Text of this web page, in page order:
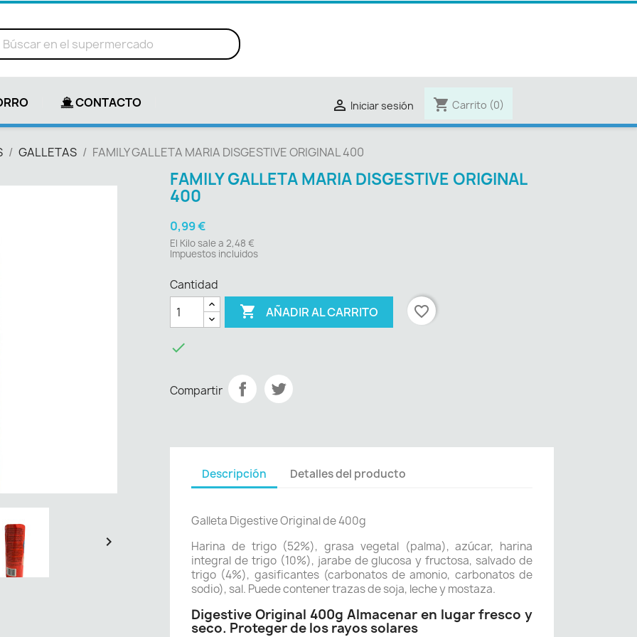
 Iniciar sesión shopping_cart Carrito (0)
CONTACTO
GALLETAS FAMILY GALLETA MARIA DISGESTIVE ORIGINAL 400

FAMILY GALLETA MARIA DISGESTIVE ORIGINAL
400
0,99 €
El Kilo sale a 2,48 €
Impuestos incluidos
Cantidad
 AÑADIR AL CARRITO favorite_border

Compartir
Descripción Detalles del producto
Galleta Digestive Original de 400g
Harina de trigo (52%), grasa vegetal (palma), azúcar, harina
integral de trigo (10%), jarabe de glucosa y fructosa, salvado de
trigo (4%), gasificantes (carbonatos de amonio, carbonatos de
sodio), sal. Puede contener trazas de soja, leche y mostaza.
Digestive Original 400g Almacenar en lugar fresco y
seco. Proteger de los rayos solares